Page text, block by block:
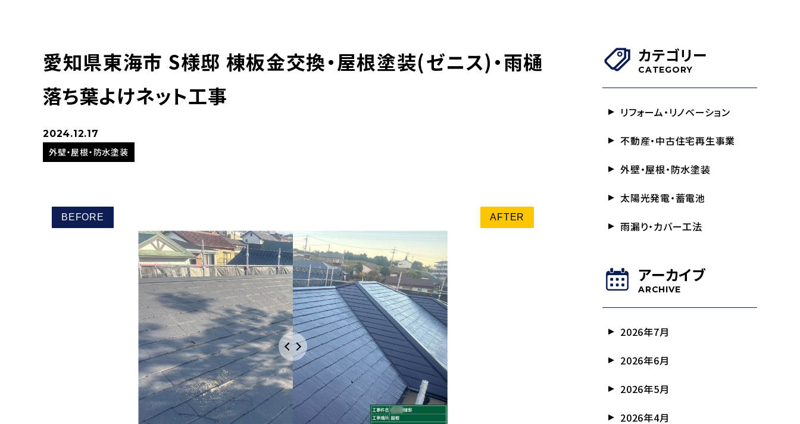
愛知県東海市 S様邸 棟板金交換・屋根塗装(ゼニス)・雨樋
落ち葉よけネット工事
2024.12.17
外壁・屋根・防水塗装
カテゴリー
CATEGORY
リフォーム・リノベーション
不動産・中古住宅再生事業
外壁・屋根・防水塗装
太陽光発電・蓄電池
雨漏り・カバー工法
アーカイブ
ARCHIVE
2026年7月
2026年6月
2026年5月
2026年4月